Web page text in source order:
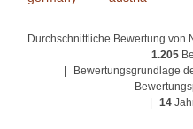
Durchschnittliche Bewertung von
1.205
Bewertungsgrundlage
14